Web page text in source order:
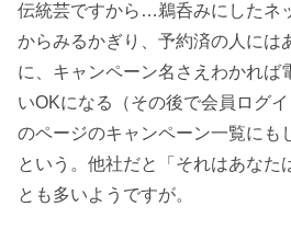
伝統芸ですから…鵜呑みにしたネ
からみるかぎり、予約済の人には
に、キャンペーン名さえわかれば
いOKになる（その後で会員ログ
のページのキャンペーン一覧にも
という。他社だと「それはあなた
とも多いようですが。